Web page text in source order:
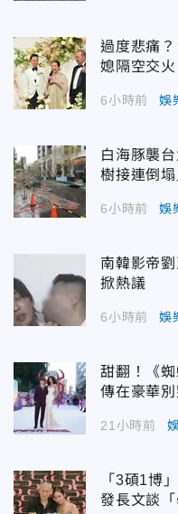
過度悲痛
媳隔空交火
6小時前 娛
白海豚襲
樹接連倒塌
6小時前 娛
南韓影帝
掀熱議
6小時前 娛
甜翻！《
傳在豪華
21小時前
「3碩1博
發長文談「